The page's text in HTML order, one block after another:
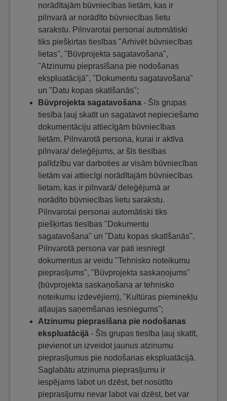
norādītajām būvniecības lietām, kas ir
pilnvarā ar norādīto būvniecības lietu
sarakstu. Pilnvarotai personai automātiski
tiks piešķirtas tiesības "Arhivēt būvniecības
lietas", "Būvprojekta sagatavošana",
"Atzinumu pieprasīšana pie nodošanas
ekspluatācijā", "Dokumentu sagatavošana"
un "Datu kopas skatīšanās";
Būvprojekta sagatavošana - Šīs grupas
tiesība ļauj skatīt un sagatavot nepieciešamo
dokumentāciju attiecīgām būvniecības
lietām. Pilnvarotā persona, kurai ir aktīva
pilnvara/ deleģējums, ar šīs tiesības
palīdzību var darboties ar visām būvniecības
lietām vai attiecīgi norādītajām būvniecības
lietam, kas ir pilnvarā/ deleģējumā ar
norādīto būvniecības lietu sarakstu.
Pilnvarotai personai automātiski tiks
piešķirtas tiesības "Dokumentu
sagatavošana" un "Datu kopas skatīšanās".
Pilnvarotā persona var pati iesniegt
dokumentus ar veidu "Tehnisko noteikumu
pieprasījums", "Būvprojekta saskaņojums"
(būvprojekta saskaņošana ar tehnisko
noteikumu izdevējiem), "Kultūras pieminekļu
atļaujas saņemšanas iesniegums";
Atzinumu pieprasīšana pie nodošanas
ekspluatācijā - Šīs grupas tiesība ļauj skatīt,
pievienot un izveidot jaunus atzinumu
pieprasījumus pie nodošanas ekspluatācijā.
Saglabātu atzinuma pieprasījumu ir
iespējams labot un dzēst, bet nosūtīto
pieprasījumu nevar labot vai dzēst, bet var